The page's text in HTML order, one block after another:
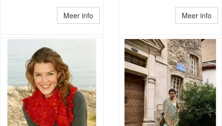
Meer info Meer info